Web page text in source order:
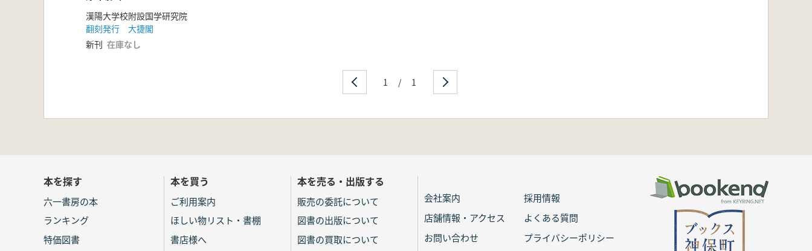
漢陽大学校附設国学研究院
翻刻発行 大捷閣
新刊 在庫なし
1 / 1
本を探す
六一書房の本
ランキング
特価図書
本を買う
ご利用案内
ほしい物リスト・書棚
書店様へ
本を売る・出版する
販売の委託について
図書の出版について
図書の買取について
会社案内
採用情報
店舗情報・アクセス
よくある質問
お問い合わせ
プライバシーポリシー